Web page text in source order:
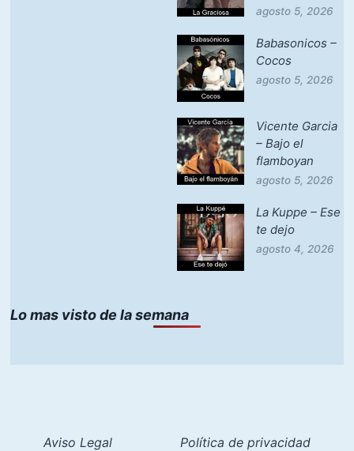
agosto 5, 2026
Babasonicos –
Cocos
agosto 5, 2026
Vicente Garcia
– Bajo el
flamboyan
agosto 5, 2026
La Kuppe – Ese
te dejo
agosto 4, 2026
Lo mas visto de la semana
Aviso Legal Política de privacidad